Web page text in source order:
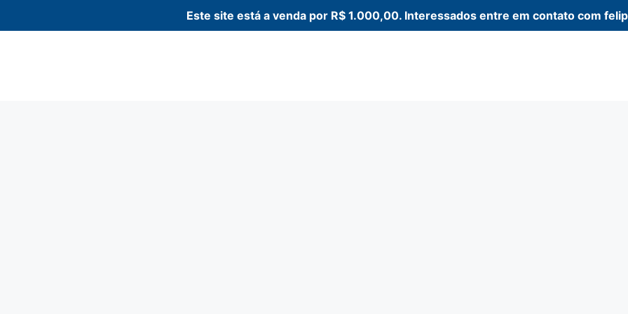
Este site está a venda por R$ 1.000,00. Interessados entre em contato com